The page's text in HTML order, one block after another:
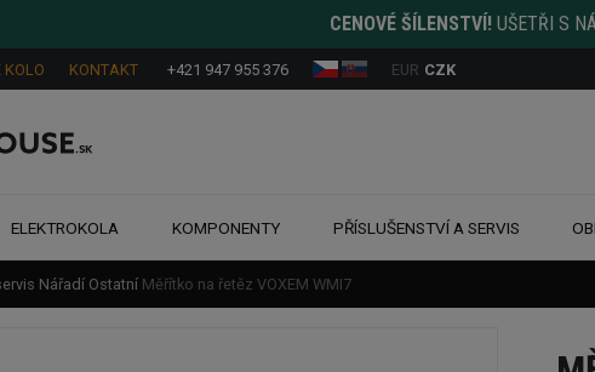
CENOVÉ ŠÍLENSTVÍ! UŠETŘI S
KOLO KONTAKT +421 947 955 376 EUR CZK
ELEKTROKOLA KOMPONENTY PŘÍSLUŠENSTVÍ A SERVIS
Nářadí Ostatní Měřítko na řetěz VOXEM WMI7